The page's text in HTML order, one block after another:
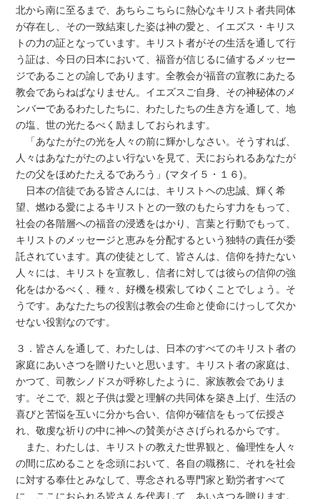
北から南に至るまで、あちらこちらに熱心なキリスト者共同体
が存在し、その一致結束した姿は神の愛と、イエズス・キリス
トの力の証となっています。キリスト者がその生活を通して行
う証は、今日の日本において、福音が信じるに値するメッセー
ジであることの諭しであります。全教会が福音の宣教にあたる
教会であらねばなりません。イエズスご自身、その神秘体のメ
ンバーであるわたしたちに、わたしたちの生き方を通して、地
の塩、世の光たるべく励ましておられます。
「あなたがたの光を人々の前に輝かしなさい。そうすれば、
人々はあなたがたのよい行ないを見て、天におられるあなたが
たの父をほめたたえるであろう」(マタイ５・１６)。
日本の信徒である皆さんには、キリストヘの忠誠、輝く希
望、燃ゆる愛によるキリストとの一致のもたらす力をもって、
社会の各階層への福音の浸透をはかり、言葉と行動でもって、
キリストのメッセージと恵みを分配するという独特の責任が委
託されています。真の使徒として、皆さんは、信仰を持たない
人々には、キリストを宣教し、信者に対しては彼らの信仰の強
化をはかるべく、種々、好機を模索してゆくことでしょう。そ
うです。あなたたちの役割は教会の生命と使命にけっして欠か
せない役割なのです。
３．皆さんを通して、わたしは、日本のすべてのキリスト者の
家庭にあいさつを贈りたいと思います。キリスト者の家庭は、
かつて、司教シノドスが呼称したように、家族教会でありま
す。そこで、親と子供は愛と理解の共同体を築き上げ、生活の
喜びと苦悩を互いに分かち合い、信仰が確信をもって伝授さ
れ、敬虔な祈りの中に神への賛美がささげられるからです。
また、わたしは、キリストの教えた世界観と、倫理性を人々
の間に広めることを念頭において、各自の職務に、それを社会
に対する奉仕とみなして、専念される専門家と勤労者すべて
に、ここにおられる皆さんを代表して、あいさつを贈ります。